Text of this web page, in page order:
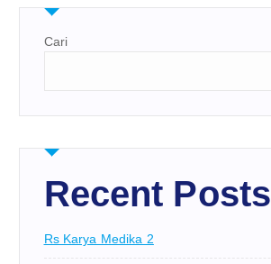
Cari
Recent Posts
Rs Karya Medika 2